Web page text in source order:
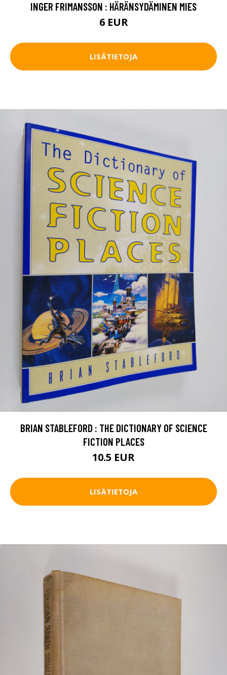
INGER FRIMANSSON : HÄRÄNSYDÄMINEN MIES
6 EUR
LISÄTIETOJA
BRIAN STABLEFORD : THE DICTIONARY OF SCIENCE
FICTION PLACES
10.5 EUR
LISÄTIETOJA